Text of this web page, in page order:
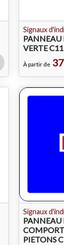
Signaux
PANNEAU
VERTE
À partir de
Signaux
PANNEAU
PIETONS